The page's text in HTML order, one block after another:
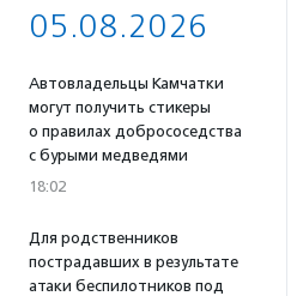
05.08.2026
Автовладельцы Камчатки
могут получить стикеры
о правилах добрососедства
с бурыми медведями
18:02
Для родственников
пострадавших в результате
атаки беспилотников под